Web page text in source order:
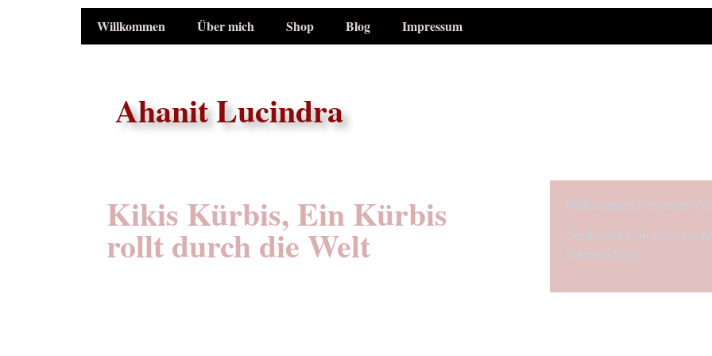
Willkommen Über mich Shop Blog Impressum
Ahanit Lucindra
Kikis Kürbis, Ein Kürbis
rollt durch die Welt
Willkommen in meinem
Danke dass sie mich als
meinem Shop.